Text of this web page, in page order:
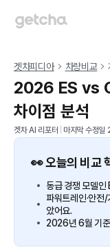
겟차피디아 차량비교
2026 ES vs
차이점 분석
겟차 AI 리포터 마지막 수정일
👀 오늘의 비교
동급 경쟁 모델
파워트레인·안전
았어요.
2026년 6월 기준